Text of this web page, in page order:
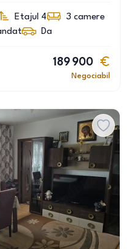
Etajul 4 3 camere
Da
189 900
Negociabil